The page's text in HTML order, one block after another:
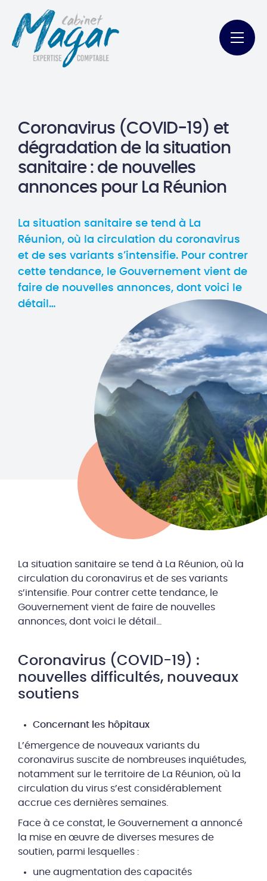
Coronavirus (COVID-19) et
dégradation de la situation
sanitaire : de nouvelles
annonces pour La Réunion
La situation sanitaire se tend à La
Réunion, où la circulation du coronavirus
et de ses variants s’intensifie. Pour contrer
cette tendance, le Gouvernement vient de
faire de nouvelles annonces, dont voici le
détail…
La situation sanitaire se tend à La Réunion, où la
circulation du coronavirus et de ses variants
s’intensifie. Pour contrer cette tendance, le
Gouvernement vient de faire de nouvelles
annonces, dont voici le détail…
Coronavirus (COVID-19) :
nouvelles difficultés, nouveaux
soutiens
Concernant les hôpitaux
L’émergence de nouveaux variants du
coronavirus suscite de nombreuses inquiétudes,
notamment sur le territoire de La Réunion, où la
circulation du virus s’est considérablement
accrue ces dernières semaines.
Face à ce constat, le Gouvernement a annoncé
la mise en œuvre de diverses mesures de
soutien, parmi lesquelles :
une augmentation des capacités